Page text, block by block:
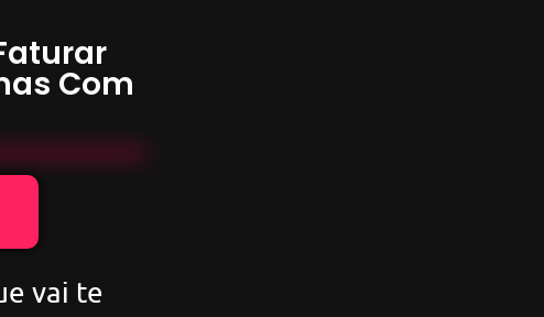
Com
vai te